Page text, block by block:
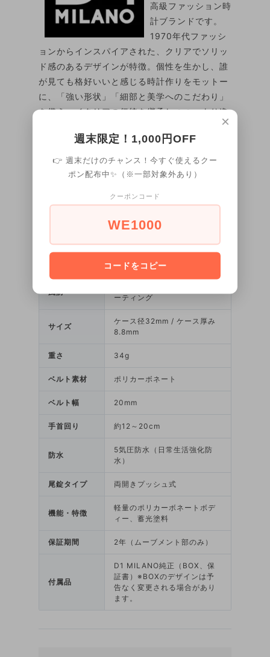
高級ファッション時
計ブランドです。
1970年代ファッシ
ョンからインスパイアされた、クリアでソリッ
ド感のあるデザインが特徴。個性を生かし、誰
が見ても格好いいと感じる時計作りをモットー
に、「強い形状」「細部と美学へのこだわり」
を備え、イタリアの伝統を継承しつつ、より進
化したイタリアブランドを生産しています。D1
MILANOは、貴方のファッションを完成させる
最後の一ピースとなるでしょう。
セイコー社製クォーツ（日
本）
ポリカーボネート
ケース裏
ステンレススチール蓋（シル
バー）
風防
ーティング
サイズ
ケース径32mm / ケース厚み
8.8mm
重さ 34g
ベルト素材 ポリカーボネート
ベルト幅 20mm
手首回り 約12～20cm
防水
5気圧防水（日常生活強化防
水）
尾錠タイプ 両開きプッシュ式
機能・特徴
軽量のポリカーボネートボデ
ィー、蓄光塗料
保証期間 2年（ムーブメント部のみ）
付属品
D1 MILANO純正（BOX、保
証書）※BOXのデザインは予
告なく変更される場合があり
ます。
×
週末限定！1,000円OFF
👉 週末だけのチャンス！今すぐ使えるクー
ポン配布中✨（※一部対象外あり）
クーポンコード
WE1000
コードをコピー